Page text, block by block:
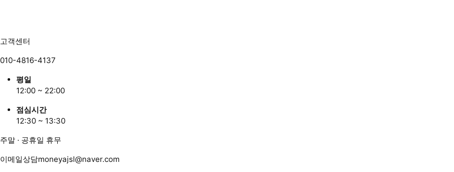
고객센터
010-4816-4137
평일
12:00 ~ 22:00
점심시간
12:30 ~ 13:30
주말 · 공휴일 휴무
이메일상담moneyajsl@naver.com